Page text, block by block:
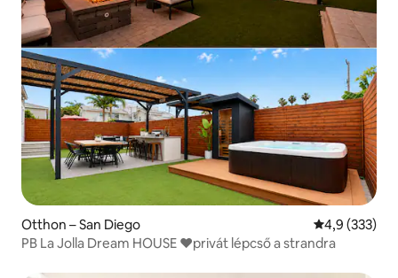
Otthon – San Diego Átlagos
4,9 (333)
PB La Jolla Dream HOUSE ❤️privát lépcső a strandra